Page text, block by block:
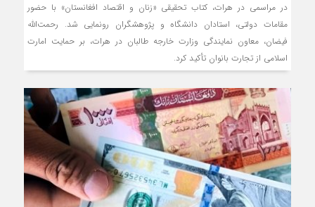
در مراسمی در هرات، کتاب تحقیقی «زنان و اقتصاد افغانستان» با حضور
مقامات دولتی، استادان دانشگاه و پژوهشگران رونمایی شد. رحمت‌الله
فیضان، معاون نمایندگی وزارت خارجه طالبان در هرات، بر حمایت امارت
اسلامی از تجارت بانوان تأکید کرد.